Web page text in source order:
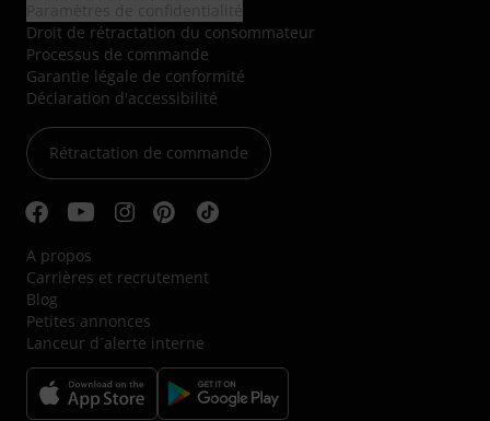
Droit de rétractation du consommateur
Processus de commande
Garantie légale de conformité
Déclaration d'accessibilité
Rétractation de commande
A propos
Carrières et recrutement
Blog
Petites annonces
Lanceur d´alerte interne